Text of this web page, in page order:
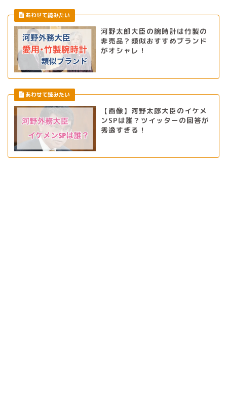
河野太郎大臣の腕時計は竹製の
非売品？類似おすすめブランド
がオシャレ！
【画像】河野太郎大臣のイケメ
ンSPは誰？ツイッターの回答が
秀逸すぎる！